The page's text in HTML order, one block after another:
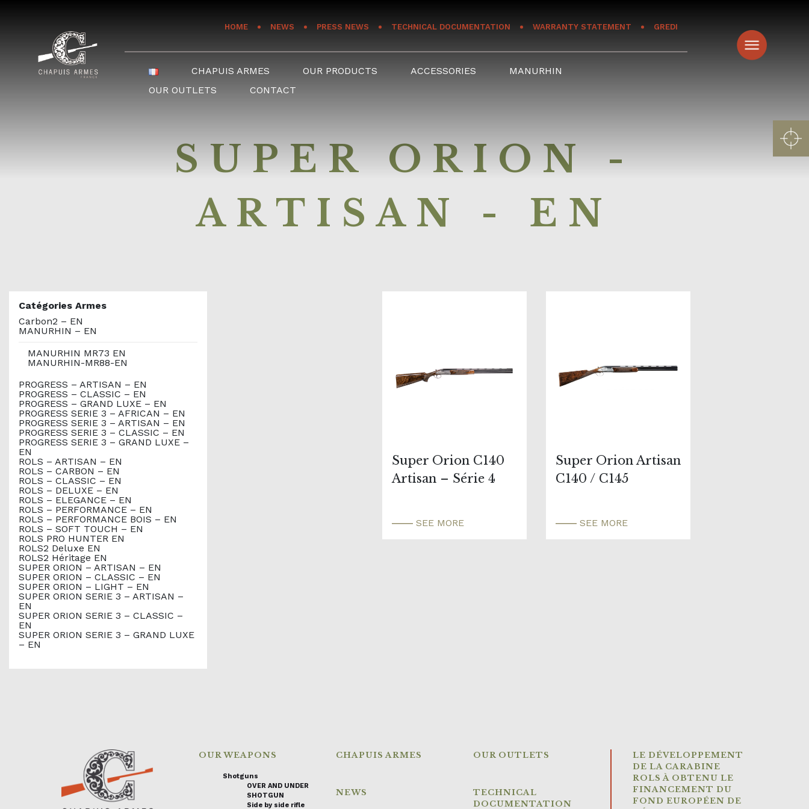
HOME NEWS PRESS NEWS TECHNICAL DOCUMENTATION WARRANTY STATEMENT GREDI
CHAPUIS ARMES OUR PRODUCTS ACCESSORIES
MANURHIN
OUR OUTLETS
CONTACT
SUPER ORION -
ARTISAN - EN
Catégories Armes
Carbon2 – EN
MANURHIN – EN
MANURHIN MR73 EN
MANURHIN-MR88-EN
PROGRESS – ARTISAN – EN
PROGRESS – CLASSIC – EN
PROGRESS – GRAND LUXE – EN
PROGRESS SERIE 3 – AFRICAN – EN
PROGRESS SERIE 3 – ARTISAN – EN
PROGRESS SERIE 3 – CLASSIC – EN
PROGRESS SERIE 3 – GRAND LUXE –
EN
ROLS – ARTISAN – EN
ROLS – CARBON – EN
ROLS – CLASSIC – EN
ROLS – DELUXE – EN
ROLS – ELEGANCE – EN
ROLS – PERFORMANCE – EN
ROLS – PERFORMANCE BOIS – EN
ROLS – SOFT TOUCH – EN
ROLS PRO HUNTER EN
ROLS2 Deluxe EN
ROLS2 Héritage EN
SUPER ORION – ARTISAN – EN
SUPER ORION – CLASSIC – EN
SUPER ORION – LIGHT – EN
SUPER ORION SERIE 3 – ARTISAN –
EN
SUPER ORION SERIE 3 – CLASSIC –
EN
SUPER ORION SERIE 3 – GRAND LUXE
– EN
Super Orion C140
Artisan – Série 4
SEE MORE
Super Orion Artisan
C140 / C145
SEE MORE
OUR WEAPONS
Shotguns
OVER AND UNDER
SHOTGUN
Side by side rifle
CHAPUIS ARMES
NEWS
OUR OUTLETS
TECHNICAL
DOCUMENTATION
LE DÉVELOPPEMENT
DE LA CARABINE
ROLS À OBTENU LE
FINANCEMENT DU
FOND EUROPÉEN DE